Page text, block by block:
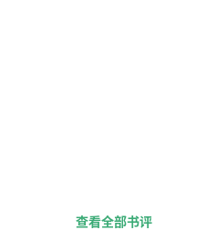
查看全部书评